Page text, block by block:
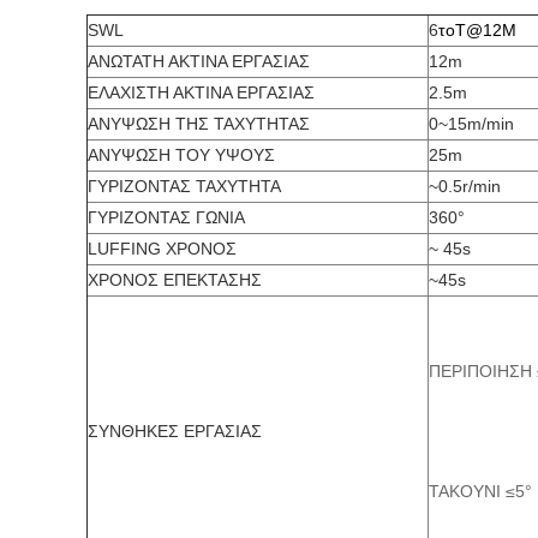
SWL 6τοT@12M
ΑΝΩΤΑΤΗ ΑΚΤΙΝΑ ΕΡΓΑΣΙΑΣ
12m
ΕΛΑΧΙΣΤΗ ΑΚΤΙΝΑ ΕΡΓΑΣΙΑΣ
2.5m
ΑΝΥΨΩΣΗ ΤΗΣ ΤΑΧΥΤΗΤΑΣ
0~15m/min
ΑΝΥΨΩΣΗ ΤΟΥ ΥΨΟΥΣ
25m
ΓΥΡΙΖΟΝΤΑΣ ΤΑΧΥΤΗΤΑ
~0.5r/min
ΓΥΡΙΖΟΝΤΑΣ ΓΩΝΙΑ
360°
LUFFING ΧΡΟΝΟΣ
~ 45s
ΧΡΟΝΟΣ ΕΠΕΚΤΑΣΗΣ
~45s
ΣΥΝΘΗΚΕΣ ΕΡΓΑΣΙΑΣ
ΠΕΡΙΠΟΙΗΣΗ
ΤΑΚΟΥΝΙ ≤5°